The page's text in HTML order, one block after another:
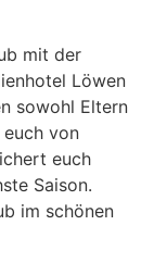
mit der
Löwen
sowohl Eltern
von
euch
Saison.
im schönen